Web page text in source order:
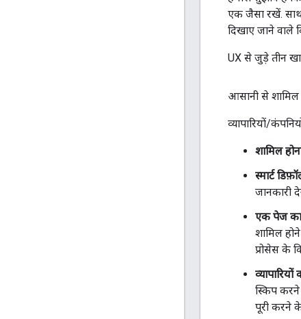
एक जैसा रखें.
दिखाए जाने वाले
UX से जुड़े तीन
आसानी से शामिल
व्यापारियों/
शामिल
स्मार्ट
जानकारी
एक पेज का
शामिल
प्रोसेस के
स्किप
पूरी करने